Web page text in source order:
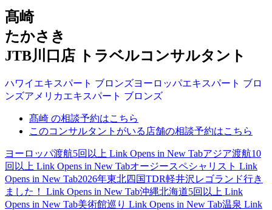
髙崎
たかさき
JTB川口店 トラベルコンサルタント
ハワイ エキスパート ブロンズヨーロッパエキスパート ブロ
ンズアメリカエキスパート ブロンズ
髙崎 の相談予約はこちら
このコンサルタントがいる店舗の相談予約はこちら
ヨーロッパ渡航5回以上 Link Opens in New Tabアジア渡航10
回以上 Link Opens in New Tabオージースペシャリスト Link
Opens in New Tab2026年東北四国TDR軽井沢レゴランド行き
ました！
Link Opens in New Tab沖縄北海道5回以上 Link
Opens in New Tab美術館巡り Link Opens in New Tab温泉 Link